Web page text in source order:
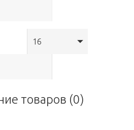
16
товаров (0)